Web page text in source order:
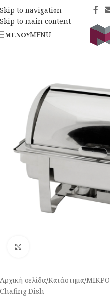
Skip to navigation
Skip to main content
ΜΕΝΟΎMENU
Αρχική σελίδα/Κατάστημα/
Chafing Dish